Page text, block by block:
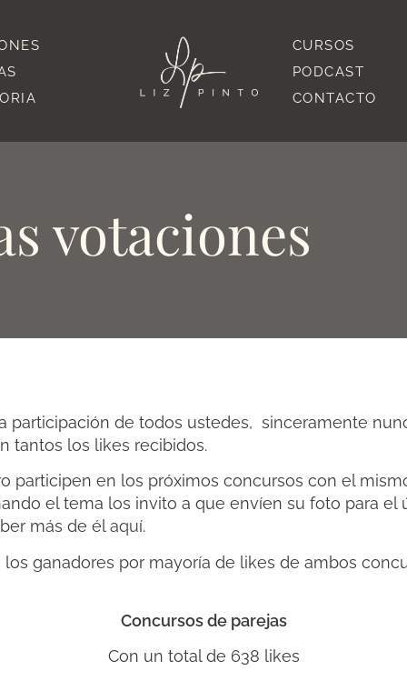
CURSOS
PODCAST
CONTACTO
votaciones
participación de todos ustedes, sinceramente
tantos los likes recibidos.
participen en los próximos concursos con el
el tema los invito a que envíen su foto para
más de élaquí.
ganadores por mayoría de likes de ambos
Concursos de parejas
Con un total de 638 likes